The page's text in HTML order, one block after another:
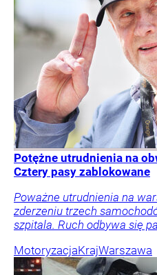
Potężne utrudnienia na
Cztery pasy zablokowane
Poważne utrudnienia na
zderzeniu trzech
szpitala. Ruch odbywa się
MotoryzacjaKrajWarszawa